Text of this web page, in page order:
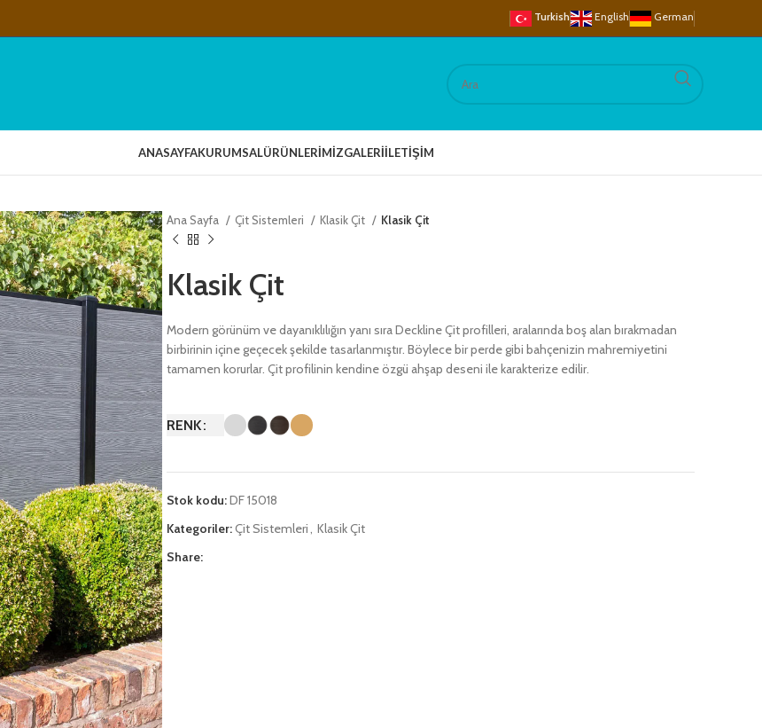
Turkish English German
ANASAYFAKURUMSALÜRÜNLERIMIZGALERIİLETIŞIM
Ana Sayfa Çit Sistemleri Klasik Çit Klasik Çit
Klasik Çit
Modern görünüm ve dayanıklılığın yanı sıra Deckline Çit profilleri, aralarında boş alan bırakmadan
birbirinin içine geçecek şekilde tasarlanmıştır. Böylece bir perde gibi bahçenizin mahremiyetini
tamamen korurlar. Çit profilinin kendine özgü ahşap deseni ile karakterize edilir.
RENK
Stok kodu:DF 15018
Kategoriler:Çit Sistemleri, Klasik Çit
Share: